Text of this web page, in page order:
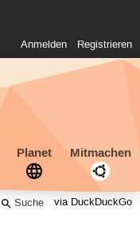
Anmelden Registrieren
Planet Mitmachen
via DuckDuckGo